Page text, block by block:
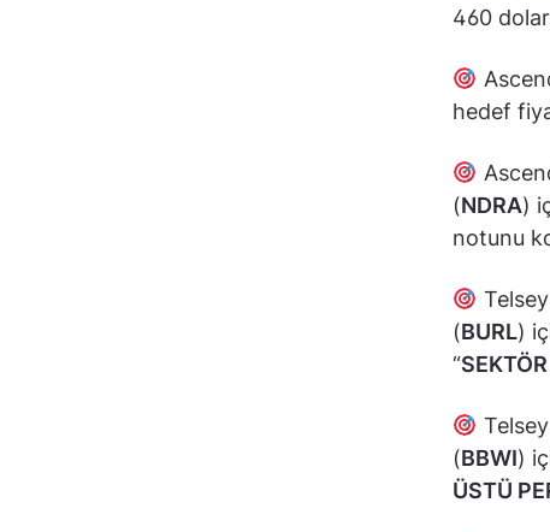
460
hedef
(NDRA)
notunu
(BURL)
“
(BBWI)
ÜSTÜ